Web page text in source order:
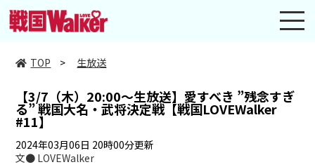
TOP > 生放送
【3/7（木）20:00～生放送】愛すべき ”残念すぎ
る” 戦国大名・武将決定戦【戦国LOVEWalker
#11】
2024年03月06日 20時00分更新
文● LOVEWalker